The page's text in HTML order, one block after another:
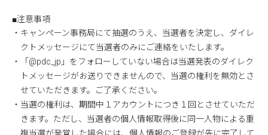
■注意事項
・キャンペーン事務局にて抽選のうえ、当選者を決定し、ダイレ
クトメッセージにて当選者のみにご連絡をいたします。
・「@pdc_jp」をフォローしていない場合は当選発表のダイレク
トメッセージがお送りできませんので、当選の権利を無効とさ
せていただきます。ご了承ください。
・当選の権利は、期間中１アカウントにつき１回とさせていただ
きます。ただし、当選者の個人情報取得後に同一人物による重